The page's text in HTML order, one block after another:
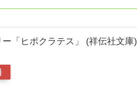
「ヒポクラテス」 (祥伝社文庫)